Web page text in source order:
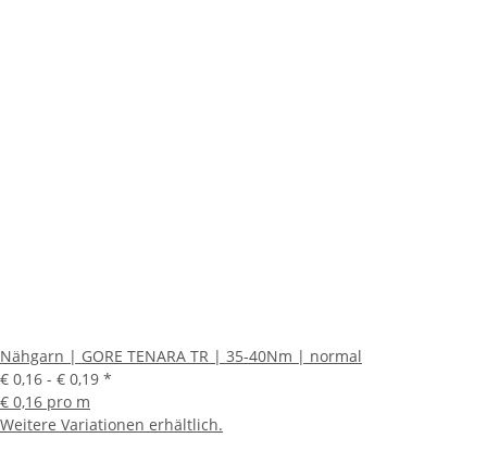
Nähgarn | GORE TENARA TR | 35-40Nm | normal
€ 0,16 - € 0,19 *
€ 0,16 pro m
Weitere Variationen erhältlich.